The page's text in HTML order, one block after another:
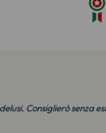
Consiglierò senza